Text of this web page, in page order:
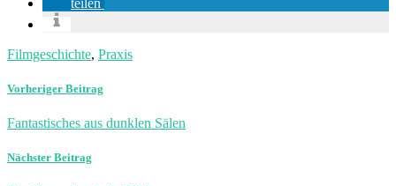
Filmgeschichte, Praxis
Vorheriger Beitrag
Fantastisches aus dunklen Sälen
Nächster Beitrag